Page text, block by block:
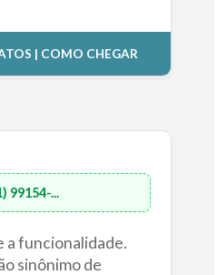
| COMO CHEGAR
99154-...
a funcionalidade.
sinônimo de